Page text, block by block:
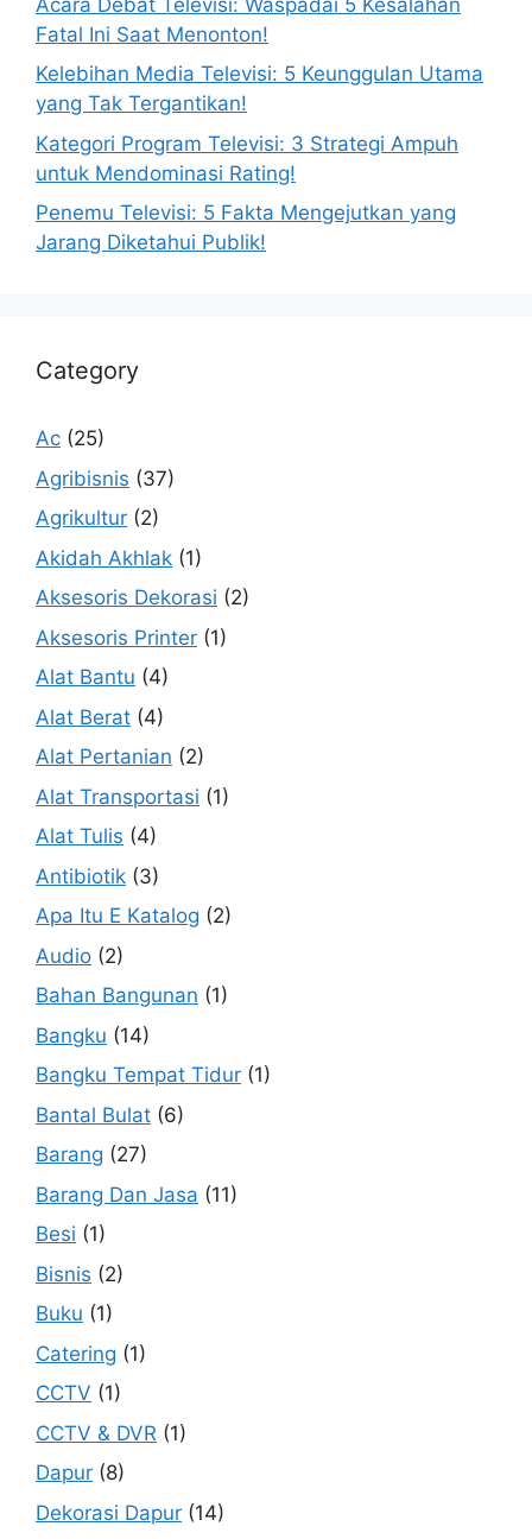
Fatal Ini Saat Menonton!
Kelebihan Media Televisi: 5 Keunggulan Utama
yang Tak Tergantikan!
Kategori Program Televisi: 3 Strategi Ampuh
untuk Mendominasi Rating!
Penemu Televisi: 5 Fakta Mengejutkan yang
Jarang Diketahui Publik!
Category
Ac (25)
Agribisnis (37)
Agrikultur (2)
Akidah Akhlak (1)
Aksesoris Dekorasi (2)
Aksesoris Printer (1)
Alat Bantu (4)
Alat Berat (4)
Alat Pertanian (2)
Alat Transportasi (1)
Alat Tulis (4)
Antibiotik (3)
Apa Itu E Katalog (2)
Audio (2)
Bahan Bangunan (1)
Bangku (14)
Bangku Tempat Tidur (1)
Bantal Bulat (6)
Barang (27)
Barang Dan Jasa (11)
Besi (1)
Bisnis (2)
Buku (1)
Catering (1)
CCTV (1)
CCTV & DVR (1)
Dapur (8)
Dekorasi Dapur (14)